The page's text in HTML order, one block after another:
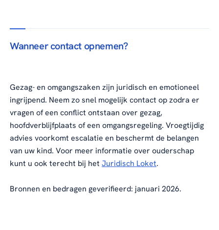
Wanneer contact opnemen?
Gezag- en omgangszaken zijn juridisch en emotioneel
ingrijpend. Neem zo snel mogelijk contact op zodra er
vragen of een conflict ontstaan over gezag,
hoofdverblijfplaats of een omgangsregeling. Vroegtijdig
advies voorkomt escalatie en beschermt de belangen
van uw kind. Voor meer informatie over ouderschap
kunt u ook terecht bij het Juridisch Loket.
Bronnen en bedragen geverifieerd: januari 2026.